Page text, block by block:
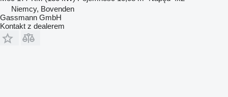
Niemcy, Bovenden
Gassmann GmbH
Kontakt z dealerem